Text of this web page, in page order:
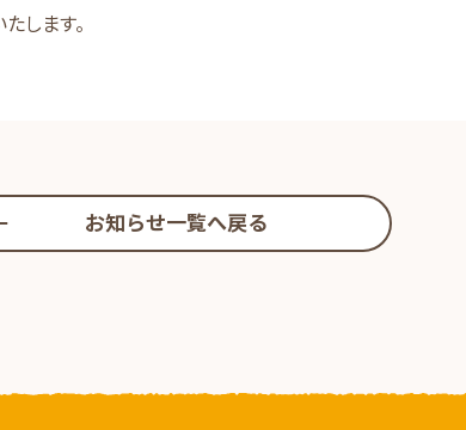
します。
お知らせ一覧へ戻る